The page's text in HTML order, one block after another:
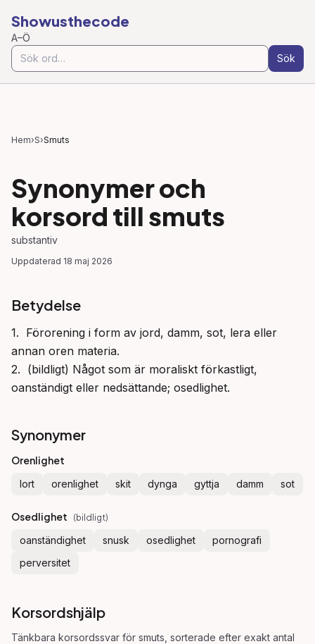
Showusthecode
A–Ö
Sök
Hem›S›Smuts
Synonymer och
korsord till smuts
substantiv
Uppdaterad 18 maj 2026
Betydelse
1.  Förorening i form av jord, damm, sot, lera eller
annan oren materia.
2.  (bildligt) Något som är moraliskt förkastligt,
oanständigt eller nedsättande; osedlighet.
Synonymer
Orenlighet
lort orenlighet skit dynga gyttja damm sot
Osedlighet (bildligt)
oanständighet snusk osedlighet
pornografi
perversitet
Korsordshjälp
Tänkbara korsordssvar för smuts , sorterade efter exakt antal